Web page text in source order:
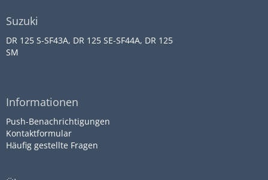
Suzuki
DR 125 S-SF43A, DR 125 SE-SF44A, DR 125
SM
Informationen
Push-Benachrichtigungen
Kontaktformular
Häufig gestellte Fragen